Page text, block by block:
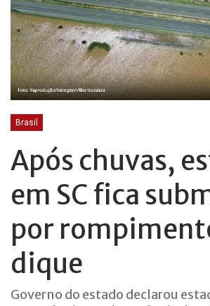
Brasil
Após chuvas,
em SC fica
por
dique
Governo do estado declarou